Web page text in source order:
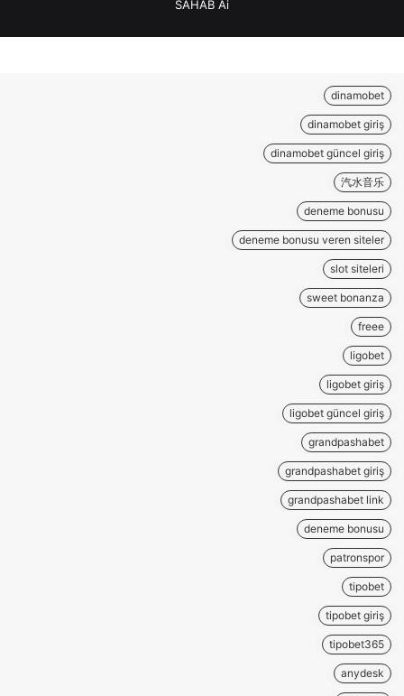
SAHAB Ai
dinamobet
dinamobet giriş
dinamobet güncel giriş
汽水音乐
deneme bonusu
deneme bonusu veren siteler
slot siteleri
sweet bonanza
freee
ligobet
ligobet giriş
ligobet güncel giriş
grandpashabet
grandpashabet giriş
grandpashabet link
deneme bonusu
patronspor
tipobet
tipobet giriş
tipobet365
anydesk